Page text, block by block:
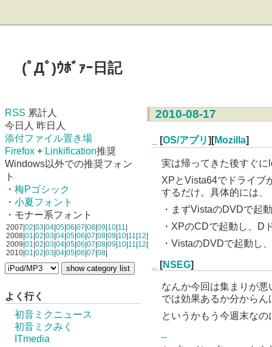
(ﾟДﾟ)ｳﾎﾞｧｰ日記
RSS 累計人
今日人 昨日人
添付ファイル置き場
Firefox + Linkification推奨
Windows以外での推奨フォン
ト
・ 梅Pゴシック
・ 小夏フォント
・モナー系フォント
2007| 02 03 04 05 06 07 08 09 10 11
2008| 01 02 03 04 05 06 07 08 09 10 11 12
2009| 01 02 03 04 05 06 07 08 09 10 11 12
2010| 01 02 03 04 05 06 07 08
よく行く
初音ミクニュース
初音ミクみく
ITmedia
2010-08-17
[OS/アプリ][Mozilla]
実は帰ってきた後すぐ
XPとVista64でドライブ
するだけ。具体的には、
・まずVistaのDVDで起
・XPのCDで起動し、D
・VistaのDVDで起動し
[NSEG]
なんか今回は集まりが
では効果あるか分から
というかもう今週末な